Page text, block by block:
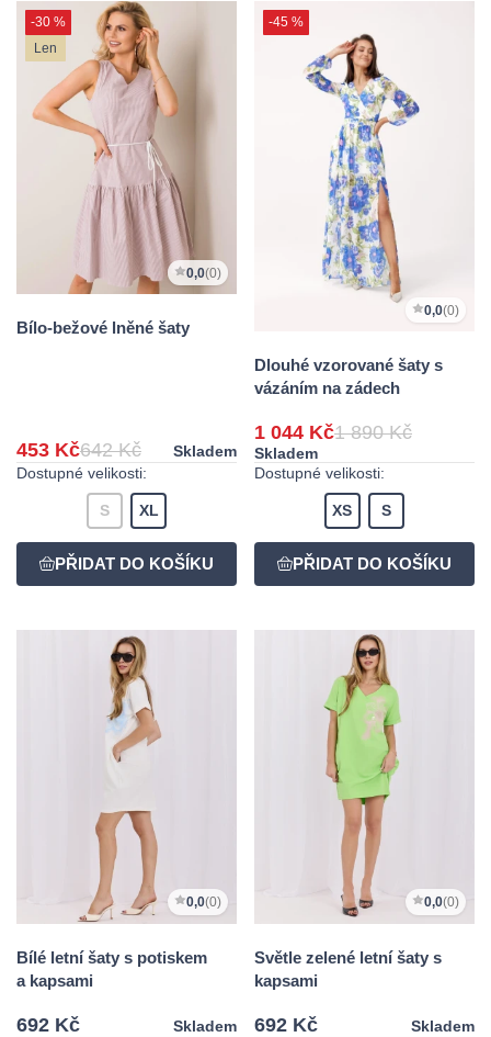
-30 %
Len
0,0(0)
Bílo-bežové lněné šaty
453 Kč642 Kč
Skladem
Dostupné velikosti:
S XL
-45 %
0,0(0)
Dlouhé vzorované šaty s
vázáním na zádech
1 044 Kč1 890 Kč
Skladem
Dostupné velikosti:
XS S
0,0(0)
Bílé letní šaty s potiskem
a kapsami
692 Kč
Skladem
0,0(0)
Světle zelené letní šaty s
kapsami
692 Kč
Skladem